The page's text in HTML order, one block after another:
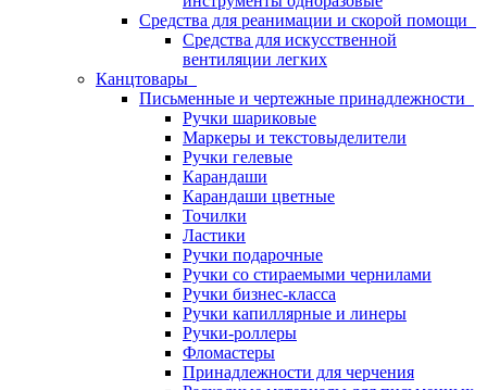
Средства для реанимации и скорой помощи
Средства для искусственной
вентиляции легких
Канцтовары
Письменные и чертежные принадлежности
Ручки шариковые
Маркеры и текстовыделители
Ручки гелевые
Карандаши
Карандаши цветные
Точилки
Ластики
Ручки подарочные
Ручки со стираемыми чернилами
Ручки бизнес-класса
Ручки капиллярные и линеры
Ручки-роллеры
Фломастеры
Принадлежности для черчения